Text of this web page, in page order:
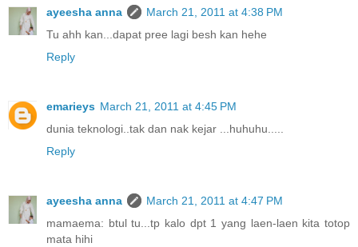
ayeesha anna
March 21, 2011 at 4:38 PM
Tu ahh kan...dapat pree lagi besh kan hehe
Reply
emarieys March 21, 2011 at 4:45 PM
dunia teknologi..tak dan nak kejar ...huhuhu.....
Reply
ayeesha anna
March 21, 2011 at 4:47 PM
mamaema: btul tu...tp kalo dpt 1 yang laen-laen kita totop
mata hihi